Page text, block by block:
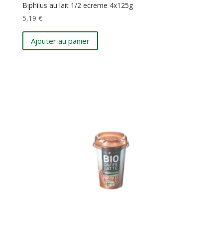
Biphilus au lait 1/2 ecreme 4x125g
5,19 €
Ajouter au panier